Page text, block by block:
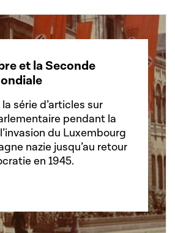
et la Seconde
série d’articles sur
pendant la
du Luxembourg
nazie jusqu’au retour
en 1945.